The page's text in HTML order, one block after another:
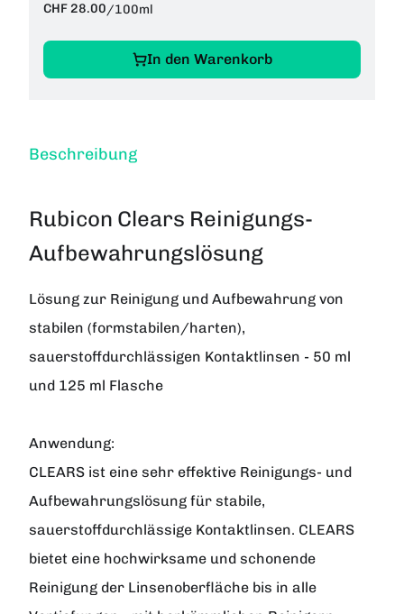
CHF 28.00/100ml
In den Warenkorb
Beschreibung
Rubicon Clears Reinigungs-
Aufbewahrungslösung
Lösung zur Reinigung und Aufbewahrung von
stabilen (formstabilen/harten),
sauerstoffdurchlässigen Kontaktlinsen - 50 ml
und 125 ml Flasche
Anwendung:
CLEARS ist eine sehr effektive Reinigungs- und
Aufbewahrungslösung für stabile,
sauerstoffdurchlässige Kontaktlinsen. CLEARS
bietet eine hochwirksame und schonende
Reinigung der Linsenoberfläche bis in alle